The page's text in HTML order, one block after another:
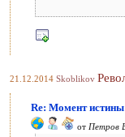
21.12.2014 Skoblikov
Re: Момент истины
от Петров